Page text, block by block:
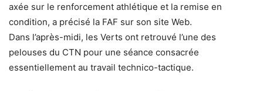
axée sur le renforcement athlétique et la remise en
condition, a précisé la FAF sur son site Web.
Dans l’après-midi, les Verts ont retrouvé l’une des
pelouses du CTN pour une séance consacrée
essentiellement au travail technico-tactique.